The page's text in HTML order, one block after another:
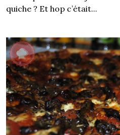
quiche ? Et hop c’était...